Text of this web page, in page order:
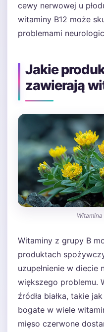
cewy nerwowej u
witaminy B12 może
problemami
Jakie
zawierają
Witaminy z grupy B
produktach
uzupełnienie w diecie
większego problemu.
źródła białka, takie
bogate w wiele
mięso czerwone